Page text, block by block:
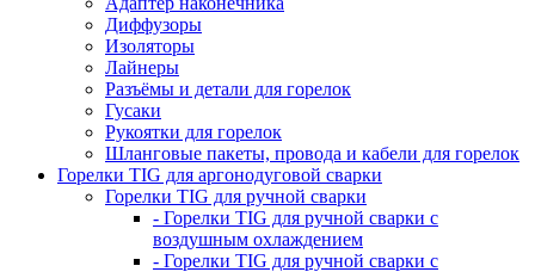
Диффузоры
Изоляторы
Лайнеры
Разъёмы и детали для горелок
Гусаки
Рукоятки для горелок
Шланговые пакеты, провода и кабели для горелок
Горелки TIG для аргонодуговой сварки
Горелки TIG для ручной сварки
- Горелки TIG для ручной сварки с
воздушным охлаждением
- Горелки TIG для ручной сварки с